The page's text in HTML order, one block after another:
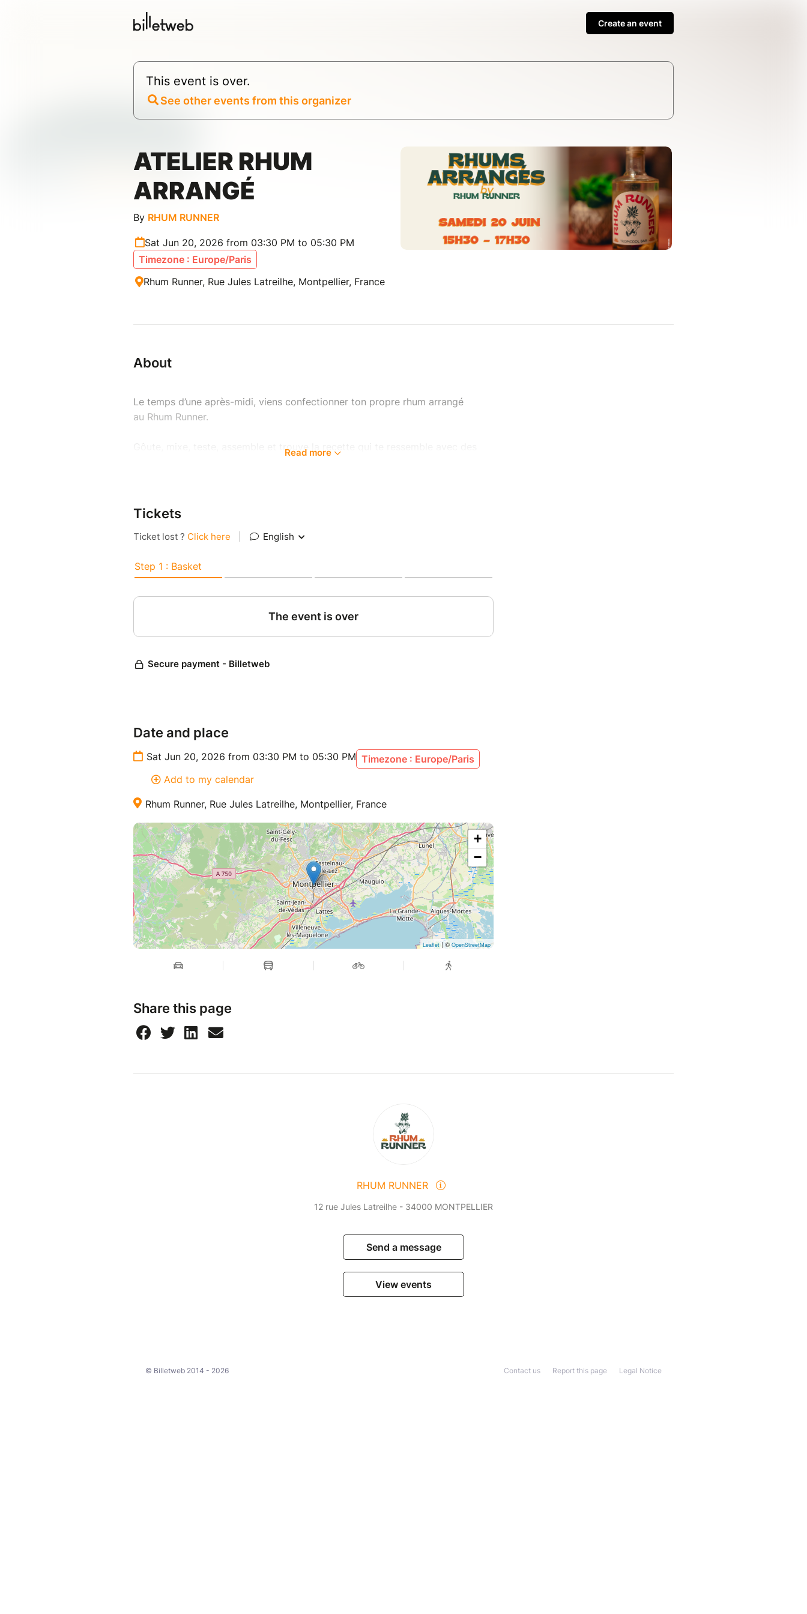
Create an event
This event is over.
See other events from this organizer
ATELIER RHUM
ARRANGÉ
By RHUM RUNNER
Sat Jun 20, 2026 from 03:30 PM to 05:30 PM
Timezone : Europe/Paris
Rhum Runner, Rue Jules Latreilhe, Montpellier, France
About
Le temps d’une après-midi, viens confectionner ton propre rhum arrangé
au Rhum Runner.
Gôute, mixe, teste, assemble et trouve la recette qui te ressemble avec des
quelques secrets bien gardés.
— Théorie sur la confection du rhum arrangé et les proportions à respecter
— Création de ton rhum arrangé maison
— Une bouteille personnalisée à emporter chez toi
Partant·e pour une activité aussi insolite… qu’“arhumatique” ?
Places limitées — viens arranger ça avec nous. ✨
Read more
Tickets
Date and place
Sat Jun 20, 2026 from 03:30 PM to 05:30 PM Timezone : Europe/Paris
Add to my calendar
Rhum Runner, Rue Jules Latreilhe, Montpellier, France
+
−
Leaflet| © OpenStreetMap
Share this page
RHUM RUNNER
12 rue Jules Latreilhe - 34000 MONTPELLIER
Send a message
View events
© Billetweb 2014 - 2026 Legal Notice
Report this page
Contact us